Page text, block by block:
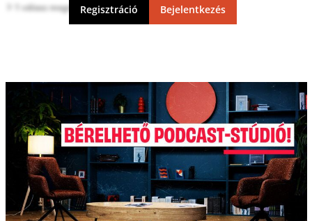
1 válasz megtekintéseRegisztráció Bejelentkezés